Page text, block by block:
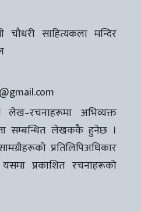
चौधरी साहित्यकला मन्दिर
लेख–रचनाहरूमा अभिव्यक्त
सम्बन्धित लेखककै हुनेछ ।
प्रतिलिपिअधिकार
प्रकाशित रचनाहरूको